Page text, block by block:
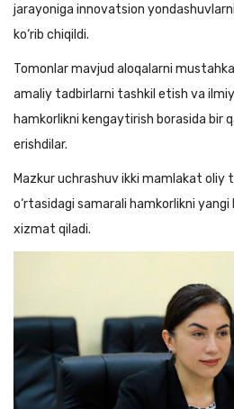
jarayoniga innovatsion
ko‘rib chiqildi.
Tomonlar mavjud aloqalarni
amaliy tadbirlarni tashkil etish va
hamkorlikni kengaytirish borasida bir
erishdilar.
Mazkur uchrashuv ikki mamlakat oliy
o‘rtasidagi samarali hamkorlikni
xizmat qiladi.